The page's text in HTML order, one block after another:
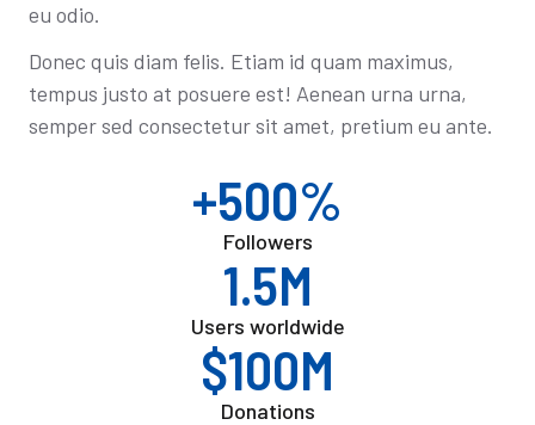
eu odio.
Donec quis diam felis. Etiam id quam maximus,
tempus justo at posuere est! Aenean urna urna,
semper sed consectetur sit amet, pretium eu ante.
+500%
Followers
1.5M
Users worldwide
$100M
Donations